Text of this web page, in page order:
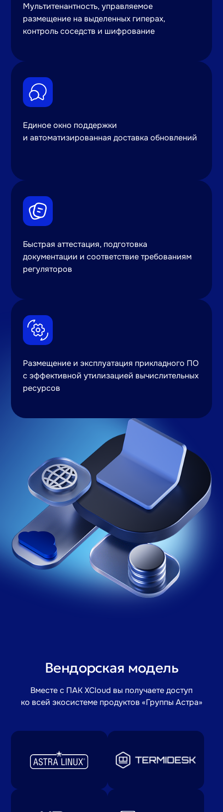
Мультитенантность, управляемое
размещение на выделенных гиперах,
контроль соседств и шифрование
Единое окно поддержки
и автоматизированная доставка обновлений
Быстрая аттестация, подготовка
документации и соответствие требованиям
регуляторов
Размещение и эксплуатация прикладного ПО
с эффективной утилизацией вычислительных
ресурсов
Вендорская модель
Вместе с ПАК XCloud вы получаете доступ
ко всей экосистеме продуктов «Группы Астра»